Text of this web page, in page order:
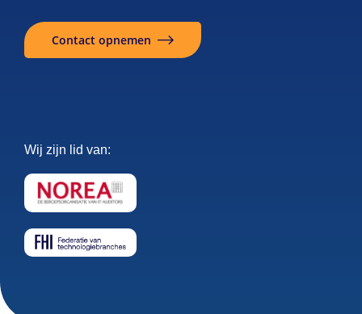
Contact opnemen
Wij zijn lid van: